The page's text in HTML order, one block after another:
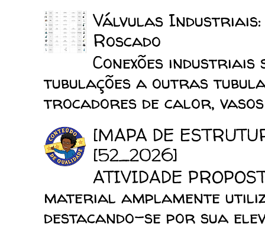
Válvulas Industriais:
Roscado
Conexões
tubulações a outras
trocadores de calor, vasos
[MAPA DE
[52_2026]
ATIVIDADE
material amplamente
destacando-se por sua